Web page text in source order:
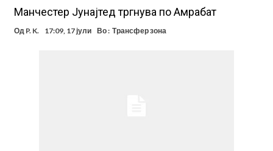
Манчестер Јунајтед тргнува по Амрабат
Од P. K. 17:09, 17 јули Во : Трансфер зона